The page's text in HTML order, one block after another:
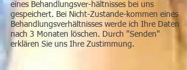
eines Behandlungsver-hältnisses bei uns
gespeichert. Bei Nicht-Zustande-kommen eines
Behandlungsverhältnisses werde ich Ihre Daten
nach 3 Monaten löschen. Durch "Senden"
erklären Sie uns Ihre Zustimmung.